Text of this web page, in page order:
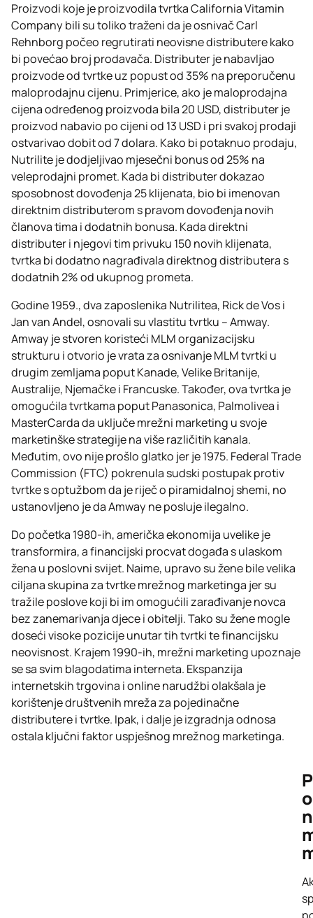
Proizvodi koje je proizvodila tvrtka California Vitamin
Company bili su toliko traženi da je osnivač Carl
Rehnborg počeo regrutirati neovisne distributere kako
bi povećao broj prodavača. Distributer je nabavljao
proizvode od tvrtke uz popust od 35% na preporučenu
maloprodajnu cijenu. Primjerice, ako je maloprodajna
cijena određenog proizvoda bila 20 USD, distributer je
proizvod nabavio po cijeni od 13 USD i pri svakoj prodaji
ostvarivao dobit od 7 dolara. Kako bi potaknuo prodaju,
Nutrilite je dodjeljivao mjesečni bonus od 25% na
veleprodajni promet. Kada bi distributer dokazao
sposobnost dovođenja 25 klijenata, bio bi imenovan
direktnim distributerom s pravom dovođenja novih
članova tima i dodatnih bonusa. Kada direktni
distributer i njegovi tim privuku 150 novih klijenata,
tvrtka bi dodatno nagrađivala direktnog distributera s
dodatnih 2% od ukupnog prometa.
Godine 1959., dva zaposlenika Nutrilitea, Rick de Vos i
Jan van Andel, osnovali su vlastitu tvrtku – Amway.
Amway je stvoren koristeći MLM organizacijsku
strukturu i otvorio je vrata za osnivanje MLM tvrtki u
drugim zemljama poput Kanade, Velike Britanije,
Australije, Njemačke i Francuske. Također, ova tvrtka je
omogućila tvrtkama poput Panasonica, Palmolivea i
MasterCarda da uključe mrežni marketing u svoje
marketinške strategije na više različitih kanala.
Međutim, ovo nije prošlo glatko jer je 1975. Federal Trade
Commission (FTC) pokrenula sudski postupak protiv
tvrtke s optužbom da je riječ o piramidalnoj shemi, no
ustanovljeno je da Amway ne posluje ilegalno.
Do početka 1980-ih, američka ekonomija uvelike je
transformira, a financijski procvat događa s ulaskom
žena u poslovni svijet. Naime, upravo su žene bile velika
ciljana skupina za tvrtke mrežnog marketinga jer su
tražile poslove koji bi im omogućili zarađivanje novca
bez zanemarivanja djece i obitelji. Tako su žene mogle
doseći visoke pozicije unutar tih tvrtki te financijsku
neovisnost. Krajem 1990-ih, mrežni marketing upoznaje
se sa svim blagodatima interneta. Ekspanzija
internetskih trgovina i online narudžbi olakšala je
korištenje društvenih mreža za pojedinačne
distributere i tvrtke. Ipak, i dalje je izgradnja odnosa
ostala ključni faktor uspješnog mrežnog marketinga.